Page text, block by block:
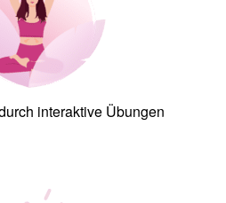
interaktive Übungen